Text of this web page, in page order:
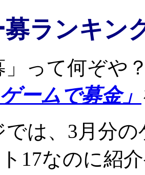
募ランキ
」って何ぞや
ームで募金」
では、3月分
17なのに紹